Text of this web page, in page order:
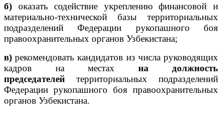
б) оказать содействие укреплению финансовой и
материально-технической базы территориальных
подразделений Федерации рукопашного боя
правоохранительных органов Узбекистана;
в) рекомендовать кандидатов из числа руководящих
кадров на местах на должность
председателей территориальных подразделений
Федерации рукопашного боя правоохранительных
органов Узбекистана.